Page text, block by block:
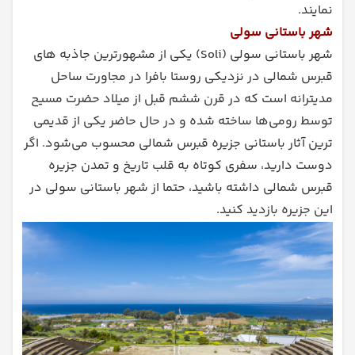
نمایند.
شهر باستانی سولی
شهر باستانی سولی (Soli) یکی از مشهورترین جاذبه‌ های
قبرس شمالی در نزدیکی روستا بافرا در مجاورت ساحل
مدیترانه است که در قرن ششم قبل از میلاد حضرت مسیح
توسط رومی‌ها ساخته شده و در حال حاضر یکی از قدیمی
ترین آثار باستانی جزیره قبرس شمالی محسوب می‌شود. اگر
دوست دارید، سفری کوتاه به قلب تاریخ و تمدن جزیره
قبرس شمالی داشته باشید، حتما از شهر باستانی سولی در
این جزیره بازدید کنید.